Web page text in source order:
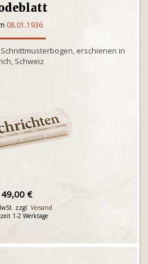
08.01.1936
erschienen in
Schweiz
49,00 €
zzgl. Versand
1-2 Werktage